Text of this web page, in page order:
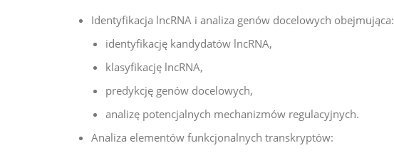
Identyfikacja lncRNA i analiza genów docelowych obejmująca:
identyfikację kandydatów lncRNA,
klasyfikację lncRNA,
predykcję genów docelowych,
analizę potencjalnych mechanizmów regulacyjnych.
Analiza elementów funkcjonalnych transkryptów: